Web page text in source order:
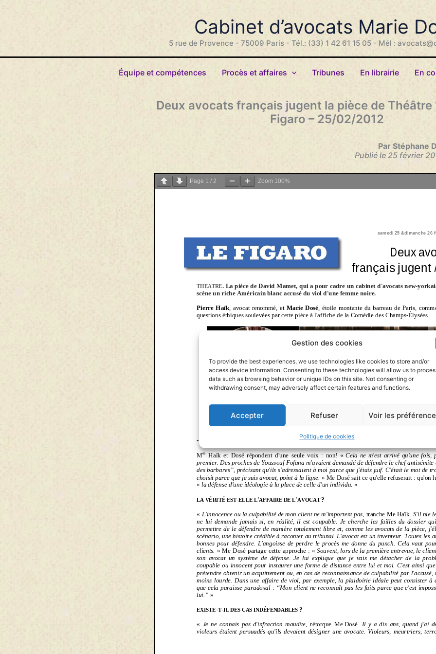
Gestion des cookies
To provide the best experiences, we use technologies like cookies to store and/or
access device information. Consenting to these technologies will allow us to
data such as browsing behavior or unique IDs on this site. Not consenting or
withdrawing consent, may adversely affect certain features and functions.
Accepter Refuser Voir les
Politique de cookies
Aller
Cabinet d’avocats Marie
5 rue de Provence - 75009 Paris - Tél.: (33) 1 42 61 15 05 - Mél :
Équipe et compétences Procès et affaires Tribunes En librairie En
Deux avocats français jugent la pièce de Théâtre
Figaro – 25/02/2012
Par Stéphane
Publié le 25 février
Page 1 / 2 Zoom 100%